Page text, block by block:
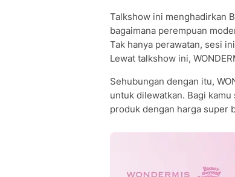
Talkshow ini menghadirkan
bagaimana perempuan
Tak hanya perawatan, sesi
Lewat talkshow ini,
Sehubungan dengan itu,
untuk dilewatkan. Bagi
produk dengan harga super